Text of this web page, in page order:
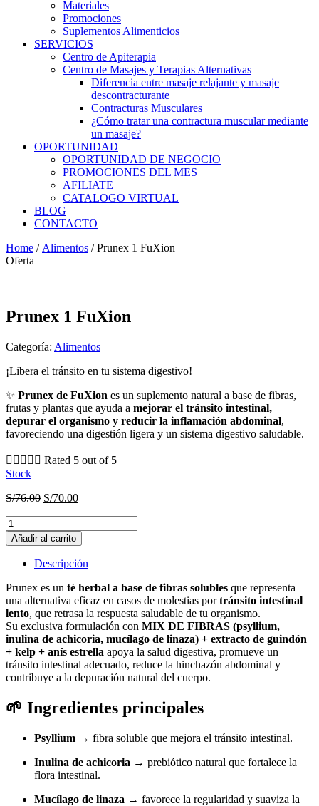
Materiales
Promociones
Suplementos Alimenticios
SERVICIOS
Centro de Apiterapia
Centro de Masajes y Terapias Alternativas
Diferencia entre masaje relajante y masaje
descontracturante
Contracturas Musculares
¿Cómo tratar una contractura muscular mediante
un masaje?
OPORTUNIDAD
OPORTUNIDAD DE NEGOCIO
PROMOCIONES DEL MES
AFILIATE
CATALOGO VIRTUAL
BLOG
CONTACTO
Home / Alimentos / Prunex 1 FuXion
Oferta
Prunex 1 FuXion
Categoría: Alimentos
¡Libera el tránsito en tu sistema digestivo!
✨ Prunex de FuXion es un suplemento natural a base de fibras,
frutas y plantas que ayuda a mejorar el tránsito intestinal,
depurar el organismo y reducir la inflamación abdominal,
favoreciendo una digestión ligera y un sistema digestivo saludable.
     Rated 5 out of 5
Stock
S/76.00 Original
S/76.00.
S/70.00Current
S/70.00.
Prunex
1
FuXion
quantity
Añadir al carrito
Descripción
Prunex es un té herbal a base de fibras solubles que representa
una alternativa eficaz en casos de molestias portránsito intestinal
lento, que retrasa la respuesta saludable de tu organismo.
Su exclusiva formulación con MIX DE FIBRAS (psyllium,
inulina de achicoria, mucílago de linaza) + extracto de guindón
+ kelp + anís estrella apoya la salud digestiva, promueve un
tránsito intestinal adecuado, reduce la hinchazón abdominal y
contribuye a la depuración natural del cuerpo.
🌱 Ingredientes principales
Psyllium → fibra soluble que mejora el tránsito intestinal.
Inulina de achicoria → prebiótico natural que fortalece la
flora intestinal.
Mucílago de linaza → favorece la regularidad y suaviza la